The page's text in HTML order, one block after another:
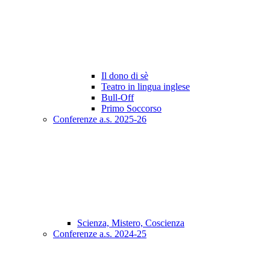
Il dono di sè
Teatro in lingua inglese
Bull-Off
Primo Soccorso
Conferenze a.s. 2025-26
Scienza, Mistero, Coscienza
Conferenze a.s. 2024-25